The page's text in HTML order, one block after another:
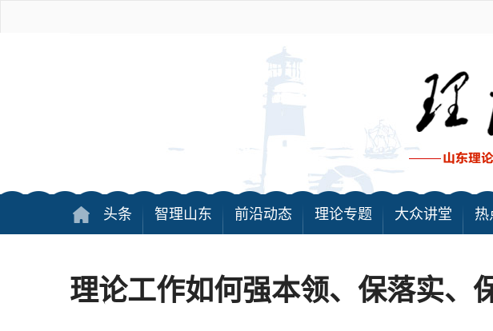
头条 智理山东 前沿动态 理论专题 大众讲堂 热
理论工作如何强本领、保落实、